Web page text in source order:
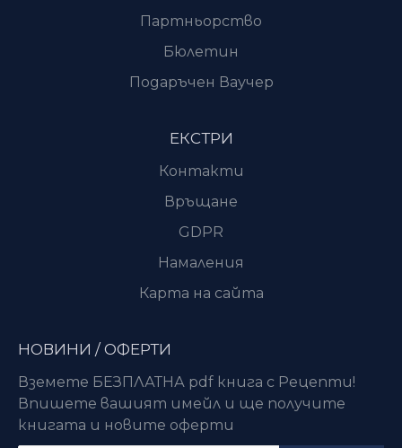
Партньорство
Бюлетин
Подаръчен Ваучер
ЕКСТРИ
Контакти
Връщане
GDPR
Намаления
Карта на сайта
НОВИНИ / ОФЕРТИ
Вземете БЕЗПЛАТНА pdf книга с Рецепти!
Впишете вашият имейл и ще получите
книгата и новите оферти